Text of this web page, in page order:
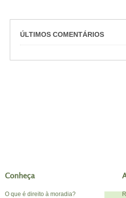
ÚLTIMOS COMENTÁRIOS
Conheça
O que é direito à moradia?